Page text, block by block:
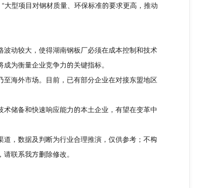
型项目对钢材质量、环保标准的要求更高，推动
动较大，使得湖南钢板厂必须在成本控制和技术
为衡量企业竞争力的关键指标。
海外市场。目前，已有部分企业在对接东盟地区
储备和快速响应能力的本土企业，有望在变革中
，数据及判断为行业合理推演，仅供参考；不构
联系我方删除修改。